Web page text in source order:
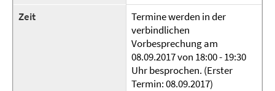
Zeit
Termine werden in der
verbindlichen
Vorbesprechung am
08.09.2017 von 18:00 - 19:30
Uhr besprochen. (Erster
Termin: 08.09.2017)